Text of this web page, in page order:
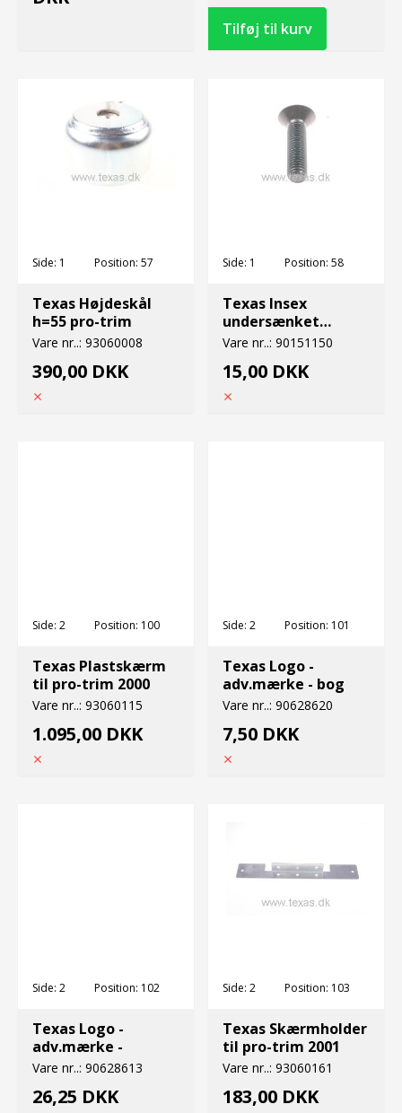
Side: 1 Position: 57
Texas Højdeskål
h=55 pro-trim
Vare nr..: 93060008
390,00 DKK
Side: 1 Position: 58
Texas Insex
undersænket
M10x40 12.9
Vare nr..: 90151150
15,00 DKK
Side: 2 Position: 100
Texas Plastskærm
til pro-trim 2000
Vare nr..: 93060115
1.095,00 DKK
Side: 2 Position: 101
Texas Logo -
adv.mærke - bog
Vare nr..: 90628620
7,50 DKK
Side: 2 Position: 102
Texas Logo -
adv.mærke -
Vare nr..: 90628613
26,25 DKK
Side: 2 Position: 103
Texas Skærmholder
til pro-trim 2001
Vare nr..: 93060161
183,00 DKK